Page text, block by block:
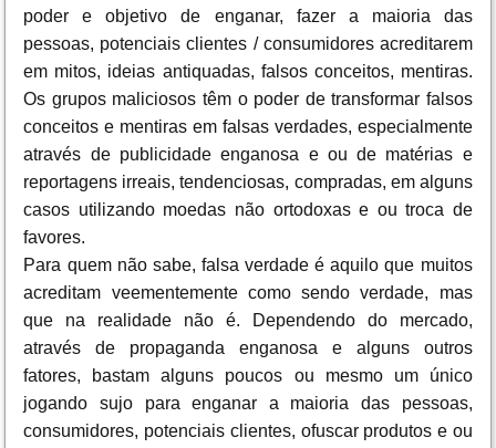
poder e objetivo de enganar, fazer a maioria das
pessoas, potenciais clientes / consumidores acreditarem
em mitos, ideias antiquadas, falsos conceitos, mentiras.
Os grupos maliciosos têm o poder de transformar falsos
conceitos e mentiras em falsas verdades, especialmente
através de publicidade enganosa e ou de matérias e
reportagens irreais, tendenciosas, compradas, em alguns
casos utilizando moedas não ortodoxas e ou troca de
favores.
Para quem não sabe, falsa verdade é aquilo que muitos
acreditam veementemente como sendo verdade, mas
que na realidade não é. Dependendo do mercado,
através de propaganda enganosa e alguns outros
fatores, bastam alguns poucos ou mesmo um único
jogando sujo para enganar a maioria das pessoas,
consumidores, potenciais clientes, ofuscar produtos e ou